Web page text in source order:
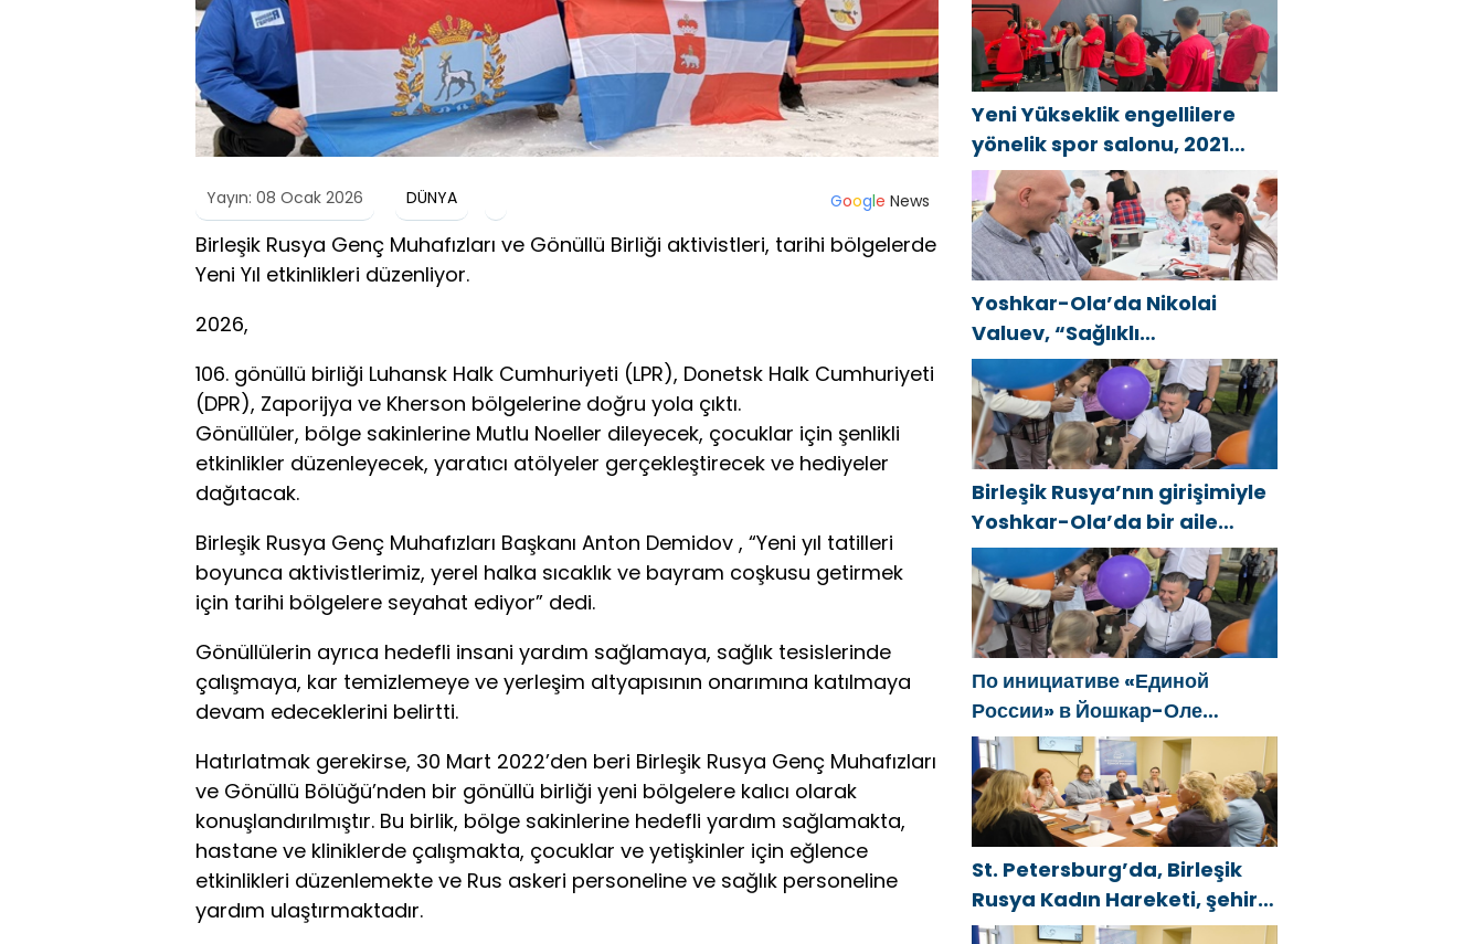
Yayın: 08 Ocak 2026 DÜNYA Google News
Birleşik Rusya Genç Muhafızları ve Gönüllü Birliği aktivistleri, tarihi bölgelerde
Yeni Yıl etkinlikleri düzenliyor.
2026,
106. gönüllü birliği Luhansk Halk Cumhuriyeti (LPR), Donetsk Halk Cumhuriyeti
(DPR), Zaporijya ve Kherson bölgelerine doğru yola çıktı.
Gönüllüler, bölge sakinlerine Mutlu Noeller dileyecek, çocuklar için şenlikli
etkinlikler düzenleyecek, yaratıcı atölyeler gerçekleştirecek ve hediyeler
dağıtacak.
Birleşik Rusya Genç Muhafızları Başkanı Anton Demidov , “Yeni yıl tatilleri
boyunca aktivistlerimiz, yerel halka sıcaklık ve bayram coşkusu getirmek
için tarihi bölgelere seyahat ediyor” dedi.
Gönüllülerin ayrıca hedefli insani yardım sağlamaya, sağlık tesislerinde
çalışmaya, kar temizlemeye ve yerleşim altyapısının onarımına katılmaya
devam edeceklerini belirtti.
Hatırlatmak gerekirse, 30 Mart 2022’den beri Birleşik Rusya Genç Muhafızları
ve Gönüllü Bölüğü’nden bir gönüllü birliği yeni bölgelere kalıcı olarak
konuşlandırılmıştır. Bu birlik, bölge sakinlerine hedefli yardım sağlamakta,
hastane ve kliniklerde çalışmakta, çocuklar ve yetişkinler için eğlence
etkinlikleri düzenlemekte ve Rus askeri personeline ve sağlık personeline
yardım ulaştırmaktadır.
адаптивный спортзал «Новая
высота»
Yeni Yükseklik engellilere
yönelik spor salonu, 2021
Birleşik Rusya Halk Programı
kapsamında Saratov’da
açıldı
Yoshkar-Ola’da Nikolai
Valuev, “Sağlıklı
Cumhuriyet” projesiyle
tanıştı
Birleşik Rusya’nın girişimiyle
Yoshkar-Ola’da bir aile
festivali düzenlendi
По инициативе «Единой
России» в Йошкар-Оле
состоялся семейный
фестиваль
St. Petersburg’da, Birleşik
Rusya Kadın Hareketi, şehir
genelinde kadınlara yönelik